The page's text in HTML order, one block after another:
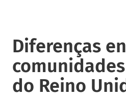
Diferenças
do Reino